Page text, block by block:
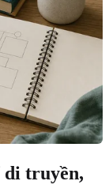
di truyền,